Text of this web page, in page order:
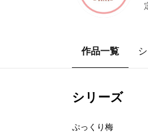
作品一覧
シリーズ
ぷっくり梅